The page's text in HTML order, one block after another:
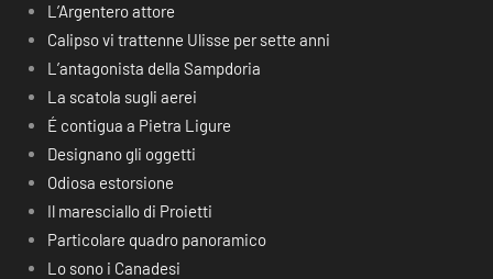
L’Argentero attore
Calipso vi trattenne Ulisse per sette anni
L’antagonista della Sampdoria
La scatola sugli aerei
É contigua a Pietra Ligure
Designano gli oggetti
Odiosa estorsione
Il maresciallo di Proietti
Particolare quadro panoramico
Lo sono i Canadesi